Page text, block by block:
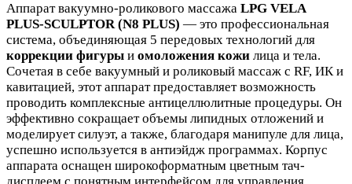
Аппарат вакуумно-роликового массажа LPG VELA
PLUS-SCULPTOR (N8 PLUS) — это профессиональная
система, объединяющая 5 передовых технологий для
коррекции фигуры и омоложения кожи лица и тела.
Сочетая в себе вакуумный и роликовый массаж с RF, ИК и
кавитацией, этот аппарат предоставляет возможность
проводить комплексные антицеллюлитные процедуры. Он
эффективно сокращает объемы липидных отложений и
моделирует силуэт, а также, благодаря манипуле для лица,
успешно используется в антиэйдж программах. Корпус
аппарата оснащен широкоформатным цветным тач-